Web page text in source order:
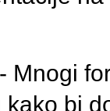
- Mnogi
kako bi